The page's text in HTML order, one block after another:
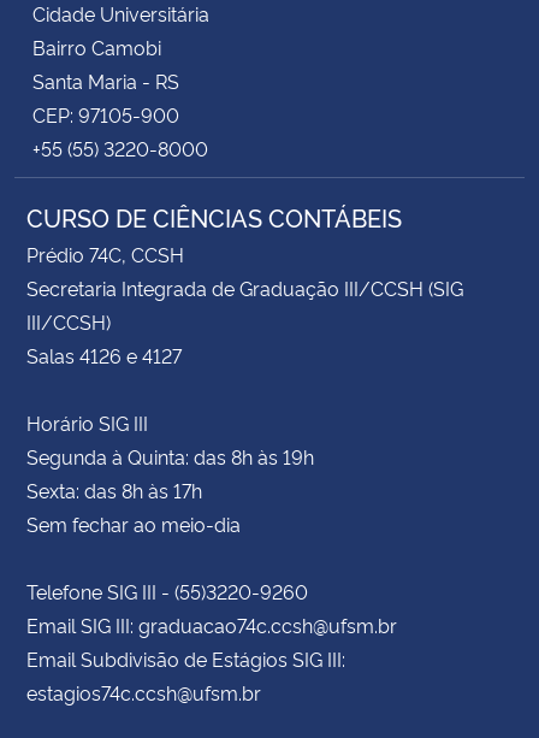
Cidade Universitária
Bairro Camobi
Santa Maria - RS
CEP: 97105-900
+55 (55) 3220-8000
CURSO DE CIÊNCIAS CONTÁBEIS
Prédio 74C, CCSH
Secretaria Integrada de Graduação III/CCSH (SIG
III/CCSH)
Salas 4126 e 4127
Horário SIG III
Segunda à Quinta: das 8h às 19h
Sexta: das 8h às 17h
Sem fechar ao meio-dia
Telefone SIG III - (55)3220-9260
Email SIG III: graduacao74c.ccsh@ufsm.br
Email Subdivisão de Estágios SIG III:
estagios74c.ccsh@ufsm.br